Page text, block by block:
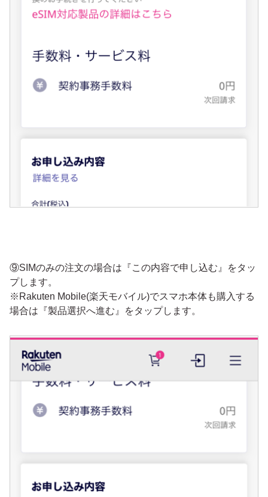
⑨SIMのみの注文の場合は『この内容で申し込む』をタッ
プします。
※Rakuten Mobile(楽天モバイル)でスマホ本体も購入する
場合は『製品選択へ進む』をタップします。